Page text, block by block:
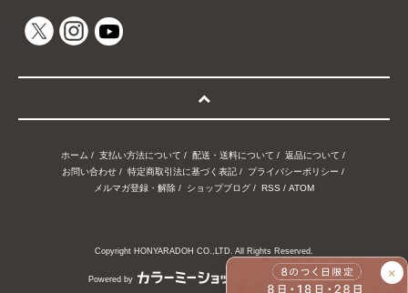
×
ホーム / 支払い方法について / 配送・送料について / 返品について /
お問い合わせ/ 特定商取引法に基づく表記/ プライバシーポリシー /
メルマガ登録・解除 / ショップブログ / RSS / ATOM
Copyright HONYARADOH CO.,LTD. All Rights Reserved.
Powered by